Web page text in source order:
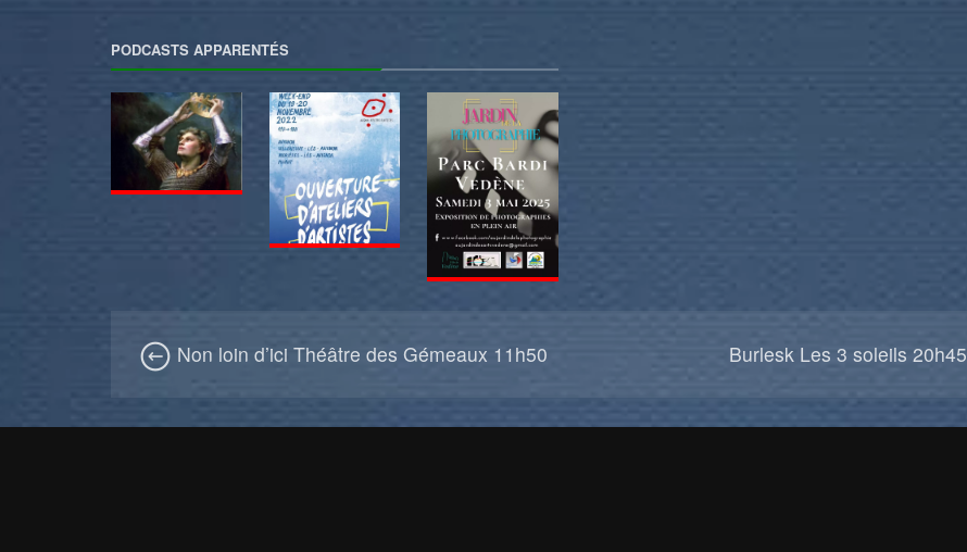
ou
diminuer
le
volume.
PODCASTS APPARENTÉS
Non loin d’ici Théâtre des Gémeaux 11h50 Burlesk Les 3 soleils 20h45